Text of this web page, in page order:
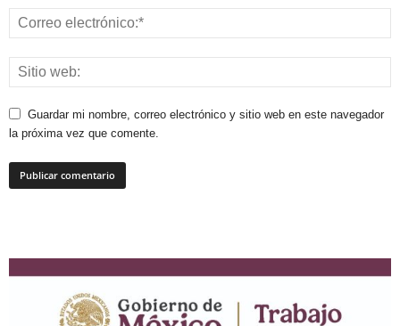
Guardar mi nombre, correo electrónico y sitio web en este navegador
la próxima vez que comente.